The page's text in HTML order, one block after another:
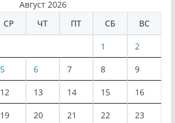
Август 2026
СР ЧТ ПТ СБ ВС
1 2
5 6 7 8 9
12 13 14 15 16
19 20 21 22 23